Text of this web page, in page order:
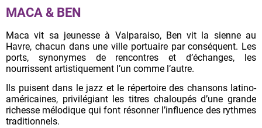
MACA & BEN
Maca vit sa jeunesse à Valparaiso, Ben vit la sienne au
Havre, chacun dans une ville portuaire par conséquent. Les
ports, synonymes de rencontres et d’échanges, les
nourrissent artistiquement l’un comme l’autre.
Ils puisent dans le jazz et le répertoire des chansons latino-
américaines, privilégiant les titres chaloupés d’une grande
richesse mélodique qui font résonner l’influence des rythmes
traditionnels.